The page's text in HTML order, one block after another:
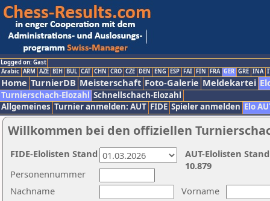
Logged on: Gast
Arabic ARM AZE BIH BUL CAT CHN CRO CZE DEN ENG ESP FAI FIN FRA GER GRE INA
Home TurnierDB Meisterschaft Foto-Galerie Meldekartei
Turnierschach-Elozahl Schnellschach-Elozahl
Allgemeines Turnier anmelden: AUT FIDE Spieler anmelden Elo
Willkommen bei den offiziellen
Nachname
Vorname
Personennummer
AUT-Elolisten
10.879
FIDE-Elolisten Stand